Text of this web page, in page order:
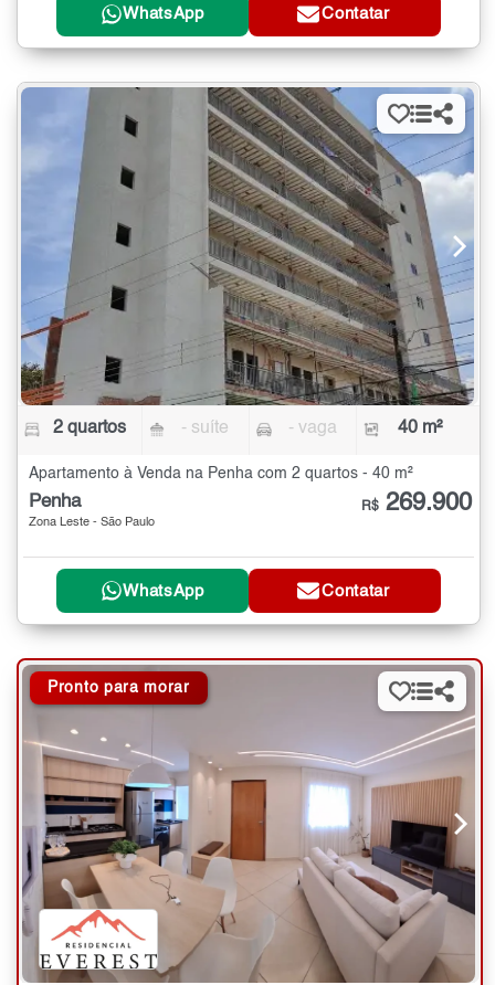
WhatsApp Contatar
2 quartos - suíte - vaga 40 m²
Apartamento à Venda na Penha com 2 quartos - 40 m²
Penha
Zona Leste - São Paulo
R$ 269.900
WhatsApp Contatar
Pronto para morar